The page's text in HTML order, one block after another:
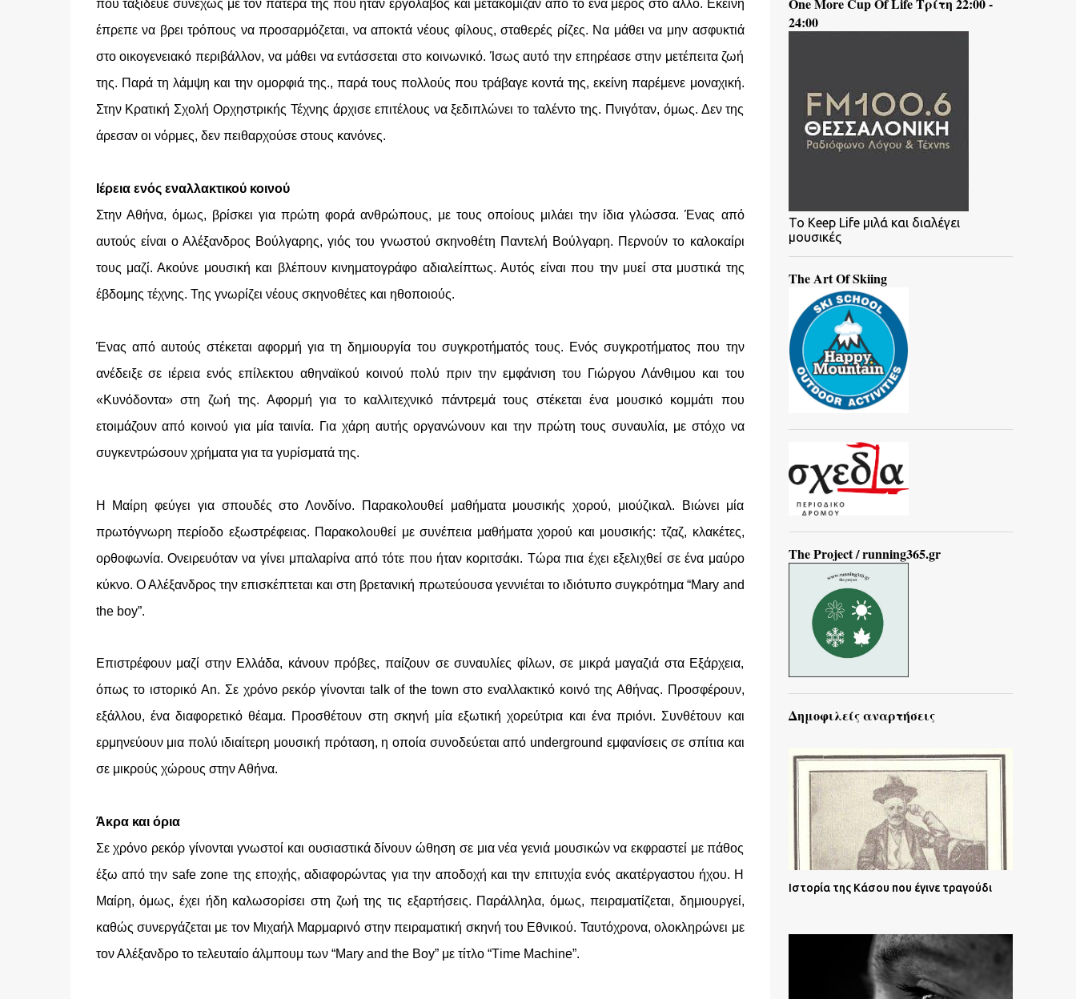
που ταξίδευε συνεχώς με τον πατέρα της που ήταν εργολάβος και μετακόμιζαν από το ένα μέρος στο άλλο. Εκείνη
έπρεπε να βρει τρόπους να προσαρμόζεται, να αποκτά νέους φίλους, σταθερές ρίζες. Να μάθει να μην ασφυκτιά
στο οικογενειακό περιβάλλον, να μάθει να εντάσσεται στο κοινωνικό. Ίσως αυτό την επηρέασε στην μετέπειτα ζωή
της. Παρά τη λάμψη και την ομορφιά της., παρά τους πολλούς που τράβαγε κοντά της, εκείνη παρέμενε μοναχική.
Στην Κρατική Σχολή Ορχηστρικής Τέχνης άρχισε επιτέλους να ξεδιπλώνει το ταλέντο της. Πνιγόταν, όμως. Δεν της
άρεσαν οι νόρμες, δεν πειθαρχούσε στους κανόνες.
Ιέρεια ενός εναλλακτικού κοινού
Στην Αθήνα, όμως, βρίσκει για πρώτη φορά ανθρώπους, με τους οποίους μιλάει την ίδια γλώσσα. Ένας από
αυτούς είναι ο Αλέξανδρος Βούλγαρης, γιός του γνωστού σκηνοθέτη Παντελή Βούλγαρη. Περνούν το καλοκαίρι
τους μαζί. Ακούνε μουσική και βλέπουν κινηματογράφο αδιαλείπτως. Αυτός είναι που την μυεί στα μυστικά της
έβδομης τέχνης. Της γνωρίζει νέους σκηνοθέτες και ηθοποιούς.
Ένας από αυτούς στέκεται αφορμή για τη δημιουργία του συγκροτήματός τους. Ενός συγκροτήματος που την
ανέδειξε σε ιέρεια ενός επίλεκτου αθηναϊκού κοινού πολύ πριν την εμφάνιση του Γιώργου Λάνθιμου και του
«Κυνόδοντα» στη ζωή της. Αφορμή για το καλλιτεχνικό πάντρεμά τους στέκεται ένα μουσικό κομμάτι που
ετοιμάζουν από κοινού για μία ταινία. Για χάρη αυτής οργανώνουν και την πρώτη τους συναυλία, με στόχο να
συγκεντρώσουν χρήματα για τα γυρίσματά της.
Η Μαίρη φεύγει για σπουδές στο Λονδίνο. Παρακολουθεί μαθήματα μουσικής χορού, μιούζικαλ. Βιώνει μία
πρωτόγνωρη περίοδο εξωστρέφειας. Παρακολουθεί με συνέπεια μαθήματα χορού και μουσικής: τζαζ, κλακέτες,
ορθοφωνία. Ονειρευόταν να γίνει μπαλαρίνα από τότε που ήταν κοριτσάκι. Τώρα πια έχει εξελιχθεί σε ένα μαύρο
κύκνο. Ο Αλέξανδρος την επισκέπτεται και στη βρετανική πρωτεύουσα γεννιέται το ιδιότυπο συγκρότημα “Mary and
the boy”.
Επιστρέφουν μαζί στην Ελλάδα, κάνουν πρόβες, παίζουν σε συναυλίες φίλων, σε μικρά μαγαζιά στα Εξάρχεια,
όπως το ιστορικό An. Σε χρόνο ρεκόρ γίνονται talk of the town στο εναλλακτικό κοινό της Αθήνας. Προσφέρουν,
εξάλλου, ένα διαφορετικό θέαμα. Προσθέτουν στη σκηνή μία εξωτική χορεύτρια και ένα πριόνι. Συνθέτουν και
ερμηνεύουν μια πολύ ιδιαίτερη μουσική πρόταση, η οποία συνοδεύεται από underground εμφανίσεις σε σπίτια και
σε μικρούς χώρους στην Αθήνα.
Άκρα και όρια
Σε χρόνο ρεκόρ γίνονται γνωστοί και ουσιαστικά δίνουν ώθηση σε μια νέα γενιά μουσικών να εκφραστεί με πάθος
έξω από την safe zone της εποχής, αδιαφορώντας για την αποδοχή και την επιτυχία ενός ακατέργαστου ήχου. Η
Μαίρη, όμως, έχει ήδη καλωσορίσει στη ζωή της τις εξαρτήσεις. Παράλληλα, όμως, πειραματίζεται, δημιουργεί,
καθώς συνεργάζεται με τον Μιχαήλ Μαρμαρινό στην πειραματική σκηνή του Εθνικού. Ταυτόχρονα, ολοκληρώνει με
τον Αλέξανδρο το τελευταίο άλμπουμ των “Mary and the Boy” με τίτλο “Τime Μachine”.
24:00
To Keep Life μιλά και διαλέγει
μουσικές
The Art Of Skiing
The Project / running365.gr
Δημοφιλείς αναρτήσεις
Ιστορία της Κάσου που έγινε τραγούδι